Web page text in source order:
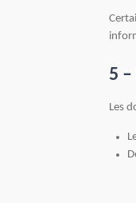
5 –
Les